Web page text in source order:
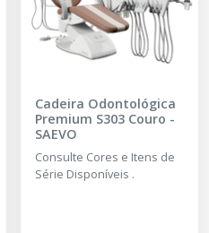
Cadeira Odontológica
Premium S303 Couro -
SAEVO
Consulte Cores e Itens de
Série Disponíveis .